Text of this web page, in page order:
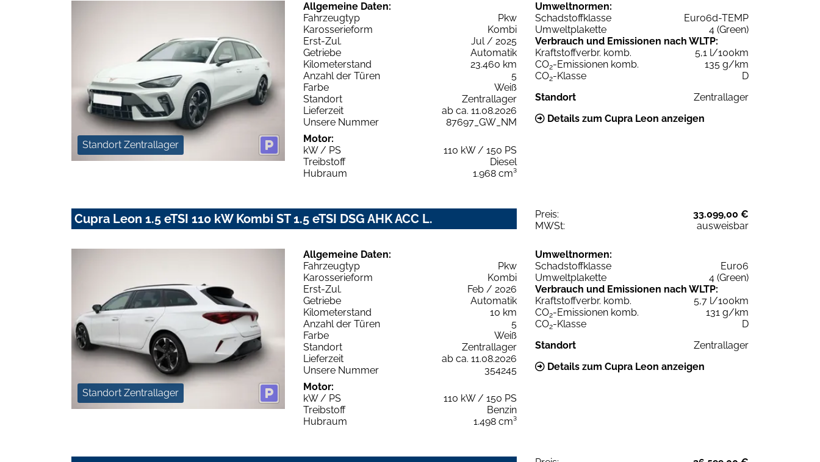
Standort Zentrallager
Allgemeine Daten:
Fahrzeugtyp
Pkw
Karosserieform
Kombi
Erst-Zul.
Jul / 2025
Getriebe
Automatik
Kilometerstand
23.460 km
Anzahl der Türen
5
Farbe
Weiß
Standort
Zentrallager
Lieferzeit
ab ca. 11.08.2026
Unsere Nummer
87697_GW_NM
Motor:
kW / PS
110 kW / 150 PS
Treibstoff
Diesel
Hubraum
1.968 cm³
Umweltnormen:
Schadstoffklasse
Euro6d-TEMP
Umweltplakette
4 (Green)
Verbrauch und Emissionen nach WLTP:
Kraftstoffverbr. komb.
5,1 l/100km
CO2-Emissionen komb.
135 g/km
CO2-Klasse
D
Standort
Zentrallager
Details zum Cupra Leon anzeigen
Cupra Leon 1.5 eTSI 110 kW Kombi ST 1.5 eTSI DSG AHK ACC L. Preis:
33.099,00 €
MWSt:
ausweisbar
Standort Zentrallager
Allgemeine Daten:
Fahrzeugtyp
Pkw
Karosserieform
Kombi
Erst-Zul.
Feb / 2026
Getriebe
Automatik
Kilometerstand
10 km
Anzahl der Türen
5
Farbe
Weiß
Standort
Zentrallager
Lieferzeit
ab ca. 11.08.2026
Unsere Nummer
354245
Motor:
kW / PS
110 kW / 150 PS
Treibstoff
Benzin
Hubraum
1.498 cm³
Umweltnormen:
Schadstoffklasse
Euro6
Umweltplakette
4 (Green)
Verbrauch und Emissionen nach WLTP:
Kraftstoffverbr. komb.
5,7 l/100km
CO2-Emissionen komb.
131 g/km
CO2-Klasse
D
Standort
Zentrallager
Details zum Cupra Leon anzeigen